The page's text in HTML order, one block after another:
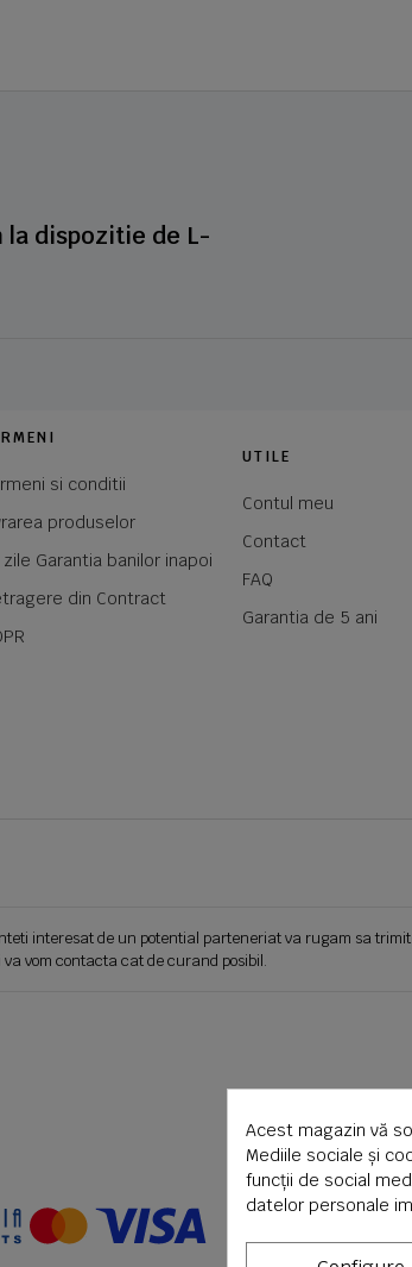
dispozitie de L-
si conditii
produselor
zile Garantia banilor inapoi
din Contract
UTILE
Contul meu
Contact
FAQ
Garantia de 5 ani
interesat de un potential parteneriat va rugam sa
va vom contacta cat de curand posibil.
Acest magazin vă
Mediile sociale și
funcții de social
datelor personale